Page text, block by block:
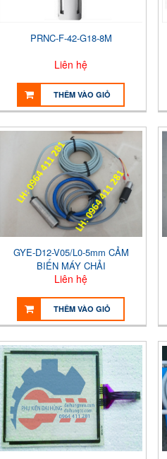
PRNC-F-42-G18-8M
Liên hệ
THÊM VÀO GIỎ
GYE-D12-V05/L0-5mm CẢM
BIẾN MÁY CHẢI
Liên hệ
THÊM VÀO GIỎ